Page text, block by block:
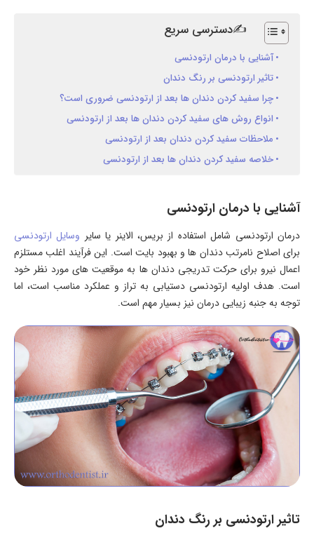
✍دسترسی سریع
آشنایی با درمان ارتودنسی
تاثیر ارتودنسی بر رنگ دندان
چرا سفید کردن دندان ها بعد از ارتودنسی ضروری است؟
انواع روش های سفید کردن دندان ها بعد از ارتودنسی
ملاحظات سفید کردن دندان بعد از ارتودنسی
خلاصه سفید کردن دندان ها بعد از ارتودنسی
آشنایی با درمان ارتودنسی
درمان ارتودنسی شامل استفاده از بریس، الاینر یا سایر وسایل ارتودنسی
برای اصلاح نامرتب دندان ها و بهبود بایت است. این فرآیند اغلب مستلزم
اعمال نیرو برای حرکت تدریجی دندان ها به موقعیت های مورد نظر خود
است. هدف اولیه ارتودنسی دستیابی به تراز و عملکرد مناسب است، اما
توجه به جنبه زیبایی درمان نیز بسیار مهم است.
تاثیر ارتودنسی بر رنگ دندان